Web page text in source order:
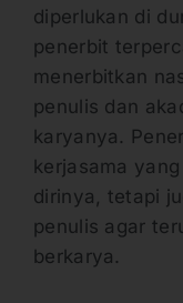
diperlukan di
penerbit
menerbitkan
penulis dan
karyanya.
kerjasama
dirinya, tetapi
penulis agar
berkarya.